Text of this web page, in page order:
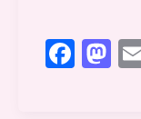
F
M